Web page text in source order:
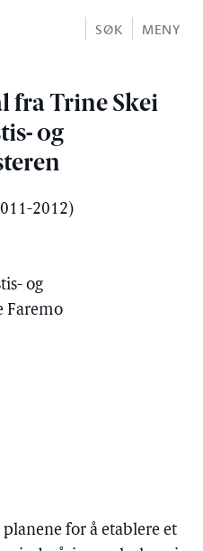
SØK MENY
fra Trine Skei
og
2012)
og
Faremo
for å etablere et